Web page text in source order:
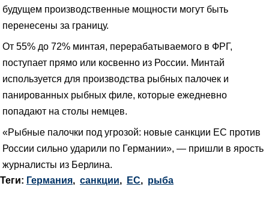
будущем производственные мощности могут быть
перенесены за границу.
От 55% до 72% минтая, перерабатываемого в ФРГ,
поступает прямо или косвенно из России. Минтай
используется для производства рыбных палочек и
панированных рыбных филе, которые ежедневно
попадают на столы немцев.
«Рыбные палочки под угрозой: новые санкции ЕС против
России сильно ударили по Германии», — пришли в ярость
журналисты из Берлина.
Теги: Германия, санкции, ЕС, рыба